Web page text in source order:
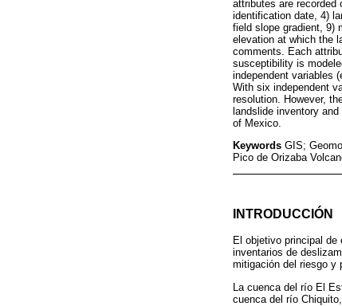
attributes are
identification date, 4)
field slope gradient, 9)
elevation at which the
comments. Each
susceptibility is
independent variables
With six independent
resolution. However,
landslide inventory
of Mexico.
Keywords GIS;
Pico de Orizaba
INTRODUCCIÓN
El objetivo principal
inventarios de
mitigación del riesgo y
La cuenca del río El
cuenca del río